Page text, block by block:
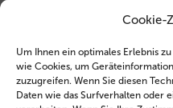
Cookie-
Um Ihnen ein optimales Erlebnis
wie Cookies, um
zuzugreifen. Wenn Sie diesen
Daten wie das Surfverhalten oder